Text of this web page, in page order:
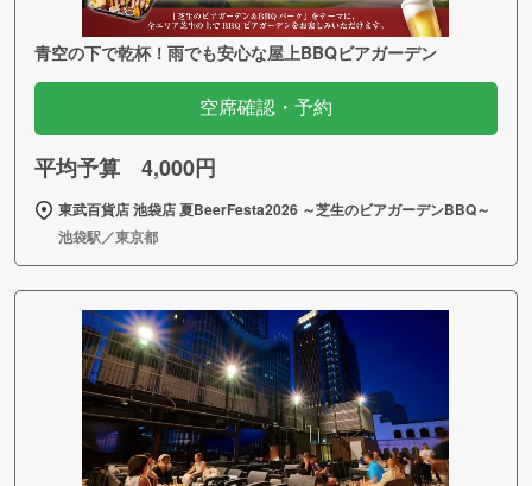
青空の下で乾杯！雨でも安心な屋上BBQビアガーデン
空席確認・予約
平均予算 4,000円
東武百貨店 池袋店 夏BeerFesta2026 ～芝生のビアガーデンBBQ～
池袋駅／東京都